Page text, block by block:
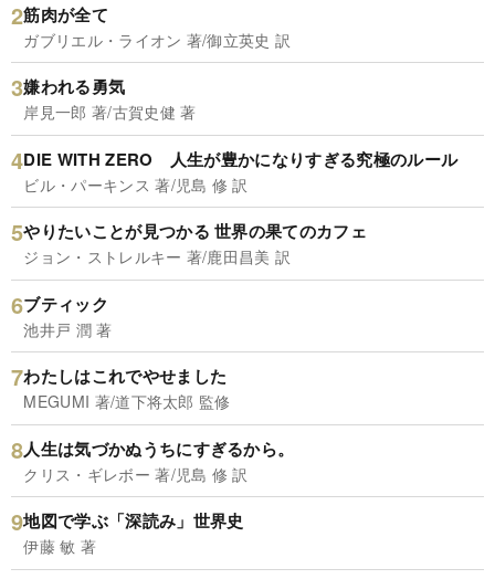
筋肉が全て
ガブリエル・ライオン 著/御立英史 訳
嫌われる勇気
岸見一郎 著/古賀史健 著
DIE WITH ZERO 人生が豊かになりすぎる究極のルール
ビル・パーキンス 著/児島 修 訳
やりたいことが見つかる 世界の果てのカフェ
ジョン・ストレルキー 著/鹿田昌美 訳
ブティック
池井戸 潤 著
わたしはこれでやせました
MEGUMI 著/道下将太郎 監修
人生は気づかぬうちにすぎるから。
クリス・ギレボー 著/児島 修 訳
地図で学ぶ「深読み」世界史
伊藤 敏 著